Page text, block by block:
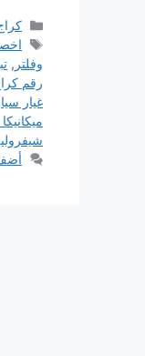
وفلتر ,
رقم
غيار